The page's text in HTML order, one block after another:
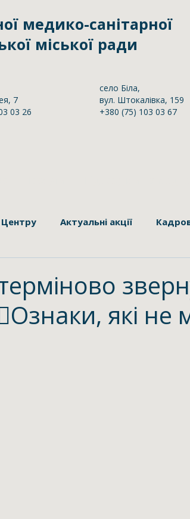
медико-санітарної
міської ради
7
03 26
село Біла,
вул. Штокалівка, 159
+380 (75) 103 03 67
Центру Актуальні акції
які